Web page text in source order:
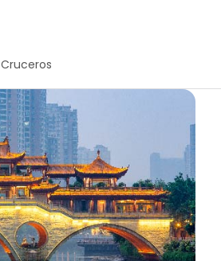
Cruceros